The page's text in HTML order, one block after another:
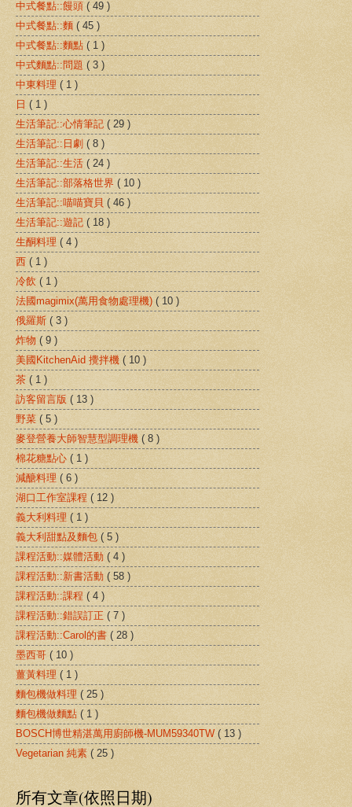
中式餐點::饅頭 ( 49 )
中式餐點::麵 ( 45 )
中式餐點::麵點 ( 1 )
中式麵點::問題 ( 3 )
中東料理 ( 1 )
日 ( 1 )
生活筆記::心情筆記 ( 29 )
生活筆記::日劇 ( 8 )
生活筆記::生活 ( 24 )
生活筆記::部落格世界 ( 10 )
生活筆記::喵喵寶貝 ( 46 )
生活筆記::遊記 ( 18 )
生酮料理 ( 4 )
西 ( 1 )
冷飲 ( 1 )
法國magimix(萬用食物處理機) ( 10 )
俄羅斯 ( 3 )
炸物 ( 9 )
美國KitchenAid 攪拌機 ( 10 )
茶 ( 1 )
訪客留言版 ( 13 )
野菜 ( 5 )
麥登營養大師智慧型調理機 ( 8 )
棉花糖點心 ( 1 )
減醣料理 ( 6 )
湖口工作室課程 ( 12 )
義大利料理 ( 1 )
義大利甜點及麵包 ( 5 )
課程活動::媒體活動 ( 4 )
課程活動::新書活動 ( 58 )
課程活動::課程 ( 4 )
課程活動::錯誤訂正 ( 7 )
課程活動::Carol的書 ( 28 )
墨西哥 ( 10 )
薑黃料理 ( 1 )
麵包機做料理 ( 25 )
麵包機做麵點 ( 1 )
BOSCH博世精湛萬用廚師機-MUM59340TW ( 13 )
Vegetarian 純素 ( 25 )
所有文章(依照日期)